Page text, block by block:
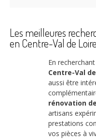
Les meilleures
en Centre-Val de Loire
En
Centre-Val
aussi être
rénovation
artisans
prestations
vos pièces à